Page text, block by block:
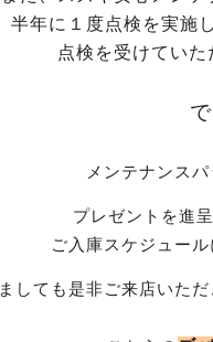
半年に１度点検を実施
点検を受けていた
メンテナンス
プレゼントを進
ご入庫スケジュー
ましても是非ご来店いただ